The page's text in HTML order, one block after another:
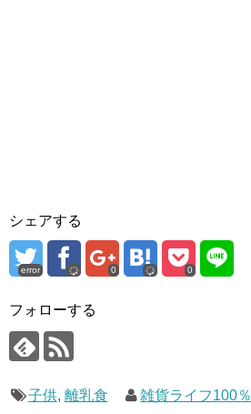
シェアする
error 0 0
フォローする
子供, 離乳食 雑貨ライフ100％